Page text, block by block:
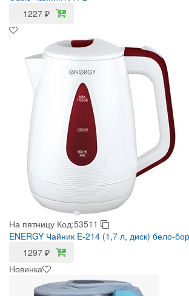
1227 ₽
На пятницу Код:53511
ENERGY Чайник E-214 (1,7 л, диск) бело-
1297 ₽
Новинка